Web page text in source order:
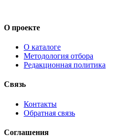
О проекте
О каталоге
Методология отбора
Редакционная политика
Связь
Контакты
Обратная связь
Соглашения